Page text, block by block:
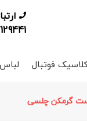
فوتبال
ست گرمکن چلسی